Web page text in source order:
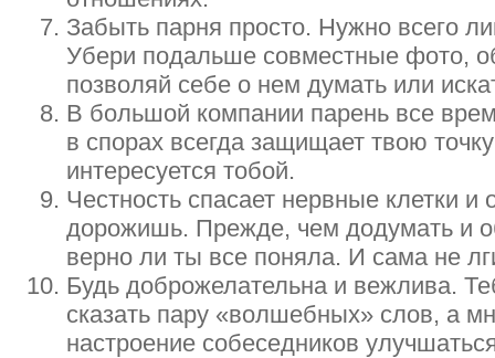
Забыть парня просто. Нужно всего
Убери подальше совместные фото,
позволяй себе о нем думать или
В большой компании парень все
в спорах всегда защищает твою
интересуется тобой.
Честность спасает нервные клетки
дорожишь. Прежде, чем додумать и
верно ли ты все поняла. И сама не
Будь доброжелательна и вежлива.
сказать пару «волшебных» слов, а
настроение собеседников